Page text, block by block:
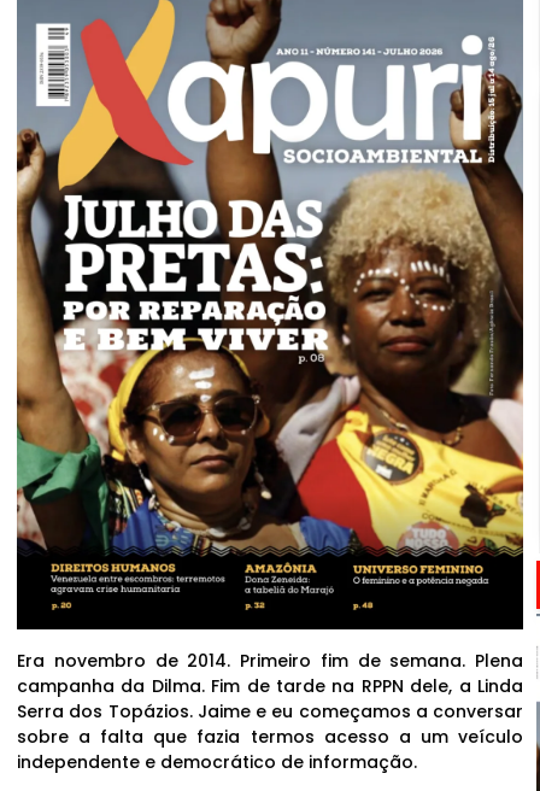
Era novembro de 2014. Primeiro fim de semana. Plena
campanha da Dilma. Fim de tarde na RPPN dele, a Linda
Serra dos Topázios. Jaime e eu começamos a conversar
sobre a falta que fazia termos acesso a um veículo
independente e democrático de informação.